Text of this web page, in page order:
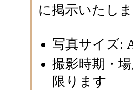
に掲示いたし
写真サイズ:
撮影時期・
限ります